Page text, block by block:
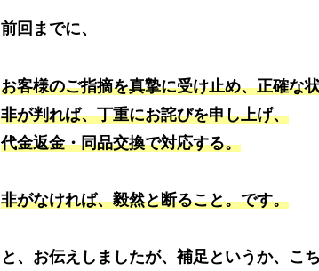
前回までに、
お客様のご指摘を真摯に受け止め、正確な
非が判れば、丁重にお詫びを申し上げ、
代金返金・同品交換で対応する。
非がなければ、毅然と断ること。です。
と、お伝えしましたが、補足というか、こ